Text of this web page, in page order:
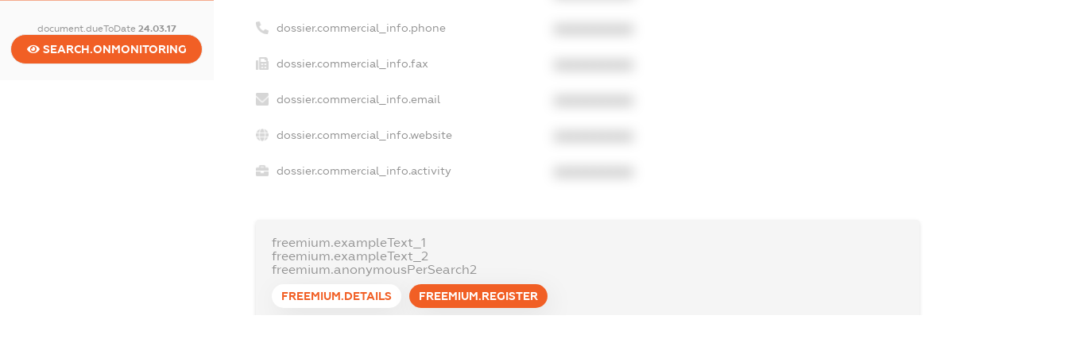
document.dueToDate 24.03.17
SEARCH.ONMONITORING
dossier.commercial_info.phone
dossier.commercial_info.fax
dossier.commercial_info.email
dossier.commercial_info.website
dossier.commercial_info.activity
freemium.exampleText_1
freemium.exampleText_2
freemium.anonymousPerSearch2
FREEMIUM.DETAILS FREEMIUM.REGISTER